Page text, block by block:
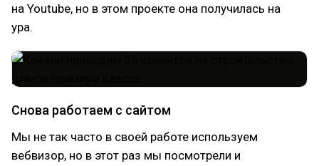
на Youtube, но в этом проекте она получилась на
ура.
Снова работаем с сайтом
Мы не так часто в своей работе используем
вебвизор, но в этот раз мы посмотрели и